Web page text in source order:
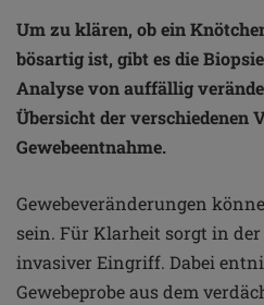
Um zu klären, ob ein
bösartig ist, gibt es die
Analyse von auffällig
Übersicht der verschiedenen
Gewebeentnahme.
Gewebeveränderungen
sein. Für Klarheit sorgt in der
invasiver Eingriff. Dabei
Gewebeprobe aus dem